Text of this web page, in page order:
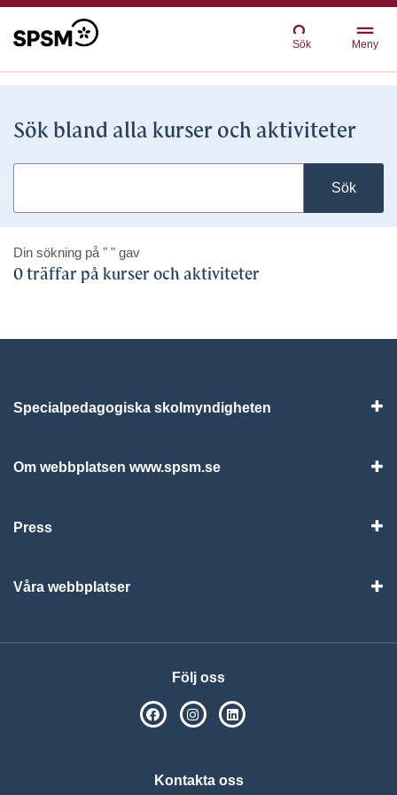
Sök Meny
Sök bland alla kurser och aktiviteter
Sök
Din sökning på " " gav
0 träffar på kurser och aktiviteter
Specialpedagogiska skolmyndigheten
Om webbplatsen www.spsm.se
Press
Våra webbplatser
Följ oss
SPSM på Facebook
SPSM på Instagram
Kontakta oss